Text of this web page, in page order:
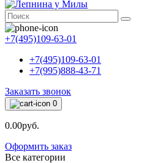
+7(495)109-63-01
+7(495)109-63-01
+7(995)888-43-71
Заказать звонок
0
0.00руб.
Оформить заказ
Все категории